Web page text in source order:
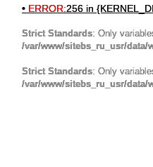
• ERROR:256 in
Strict Standards: Only
/var/www/sitebs_ru_usr/
Strict Standards: Only
/var/www/sitebs_ru_usr/